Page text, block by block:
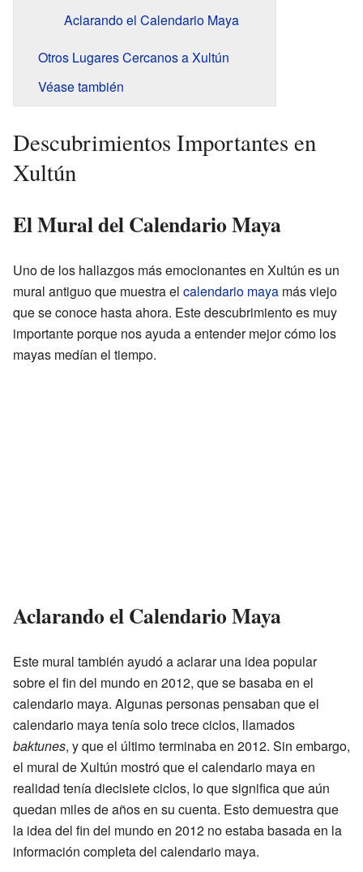
Aclarando el Calendario Maya
Otros Lugares Cercanos a Xultún
Véase también
Descubrimientos Importantes en
Xultún
El Mural del Calendario Maya
Uno de los hallazgos más emocionantes en Xultún es un
mural antiguo que muestra el calendario maya más viejo
que se conoce hasta ahora. Este descubrimiento es muy
importante porque nos ayuda a entender mejor cómo los
mayas medían el tiempo.
Aclarando el Calendario Maya
Este mural también ayudó a aclarar una idea popular
sobre el fin del mundo en 2012, que se basaba en el
calendario maya. Algunas personas pensaban que el
calendario maya tenía solo trece ciclos, llamados
baktunes, y que el último terminaba en 2012. Sin embargo,
el mural de Xultún mostró que el calendario maya en
realidad tenía diecisiete ciclos, lo que significa que aún
quedan miles de años en su cuenta. Esto demuestra que
la idea del fin del mundo en 2012 no estaba basada en la
información completa del calendario maya.